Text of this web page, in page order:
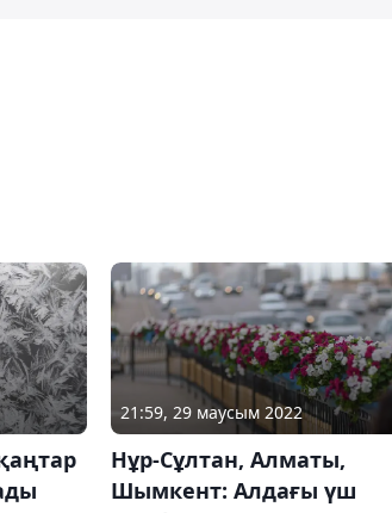
21:59, 29 маусым 2022
Нұр-Сұлтан, Алматы,
Шымкент: Алдағы үш